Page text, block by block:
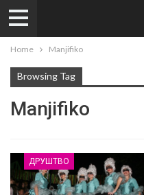
Home Manjifiko
Browsing Tag
Manjifiko
ДРУШТВО